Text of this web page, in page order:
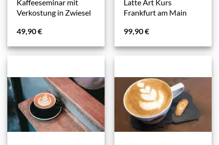
Kaffeeseminar mit
Verkostung in Zwiesel
49,90€
Latte Art Kurs
Frankfurt am Main
99,90€